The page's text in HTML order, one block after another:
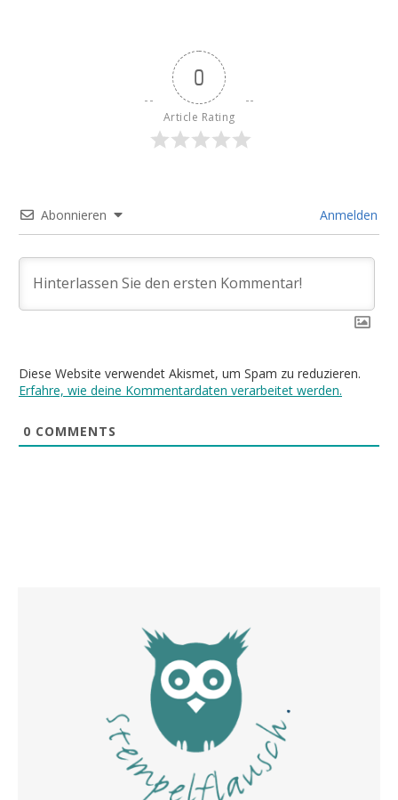
0
Article Rating
Abonnieren Anmelden
Diese Website verwendet Akismet, um Spam zu reduzieren.
Erfahre, wie deine Kommentardaten verarbeitet werden.
0 COMMENTS